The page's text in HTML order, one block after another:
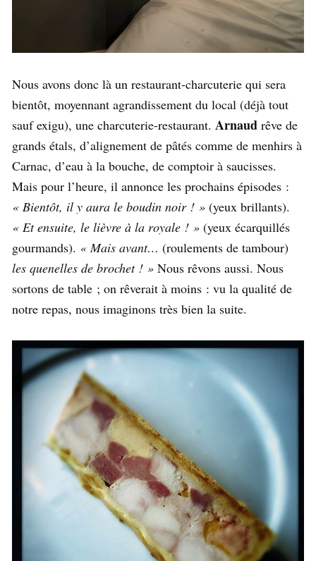
Nous avons donc là un restaurant-charcuterie qui sera
bientôt, moyennant agrandissement du local (déjà tout
sauf exigu), une charcuterie-restaurant. Arnaud rêve de
grands étals, d’alignement de pâtés comme de menhirs à
Carnac, d’eau à la bouche, de comptoir à saucisses.
Mais pour l’heure, il annonce les prochains épisodes :
« Bientôt, il y aura le boudin noir ! » (yeux brillants).
« Et ensuite, le lièvre à la royale ! » (yeux écarquillés
gourmands). « Mais avant… (roulements de tambour)
les quenelles de brochet ! » Nous rêvons aussi. Nous
sortons de table ; on rêverait à moins : vu la qualité de
notre repas, nous imaginons très bien la suite.